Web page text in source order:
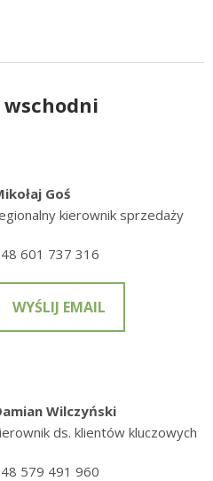
wschodni
Goś
kierownik sprzedaży
601 737 316
WYŚLIJ EMAIL
Wilczyński
ds. klientów kluczowych
579 491 960